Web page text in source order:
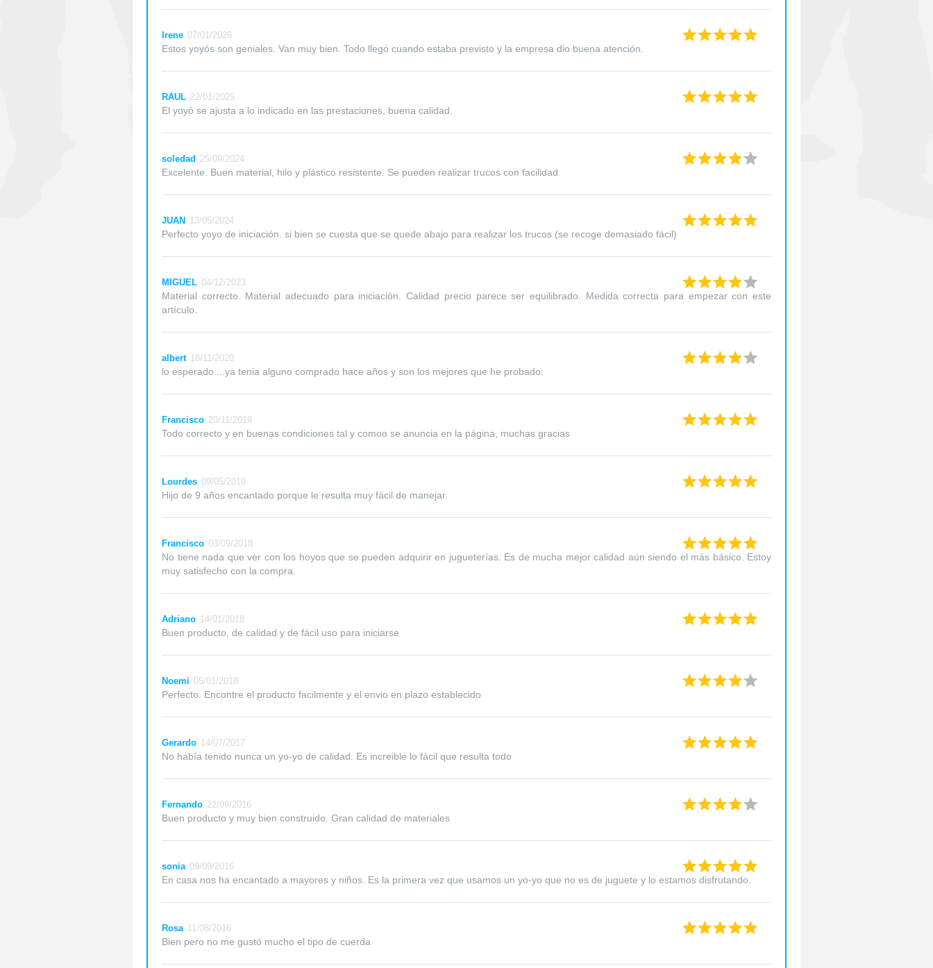
Irene 07/01/2026
Estos yoyós son geniales. Van muy bien. Todo llegó cuando estaba previsto y la empresa dio buena atención.
RAUL 22/01/2025
El yoyó se ajusta a lo indicado en las prestaciones, buena calidad.
soledad 25/09/2024
Excelente. Buen material, hilo y plástico resistente. Se pueden realizar trucos con facilidad
JUAN 13/05/2024
Perfecto yoyo de iniciación. si bien se cuesta que se quede abajo para realizar los trucos (se recoge demasiado fácil)
MIGUEL 04/12/2023
Material correcto. Material adecuado para iniciación. Calidad precio parece ser equilibrado. Medida correcta para empezar con este
artículo.
albert 18/11/2020
lo esperado....ya tenia alguno comprado hace años y son los mejores que he probado.
Francisco 20/11/2019
Todo correcto y en buenas condiciones tal y comoo se anuncia en la página, muchas gracias
Lourdes 09/05/2019
Hijo de 9 años encantado porque le resulta muy fácil de manejar.
Francisco 03/09/2018
No tiene nada que ver con los hoyos que se pueden adquirir en jugueterías. Es de mucha mejor calidad aún siendo el más básico. Estoy
muy satisfecho con la compra.
Adriano 14/01/2018
Buen producto, de calidad y de fácil uso para iniciarse
Noemi 05/01/2018
Perfecto. Encontre el producto facilmente y el envio en plazo establecido
Gerardo 14/07/2017
No había tenido nunca un yo-yo de calidad. Es increible lo fácil que resulta todo
Fernando 22/09/2016
Buen producto y muy bien construido. Gran calidad de materiales
sonia 09/09/2016
En casa nos ha encantado a mayores y niños. Es la primera vez que usamos un yo-yo que no es de juguete y lo estamos disfrutando.
Rosa 11/08/2016
Bien pero no me gustó mucho el tipo de cuerda